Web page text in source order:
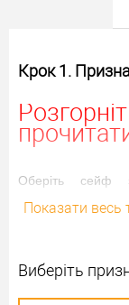
Крок 1.
Оберіть сейф
параметром
чи електронних
бухгалтерські
Показати весь
Виберіть